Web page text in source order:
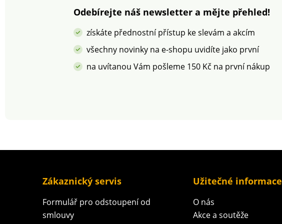
Odebírejte náš newsletter a mějte přehled!
získáte přednostní přístup ke slevám a akcím
všechny novinky na e-shopu uvidíte jako první
na uvítanou Vám pošleme 150 Kč na první nákup
Zákaznický servis
Formulář pro odstoupení od
smlouvy
Užitečné informace
O nás
Akce a soutěže